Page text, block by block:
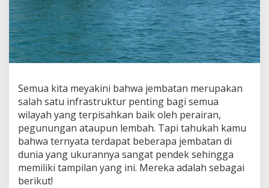
Semua kita meyakini bahwa jembatan merupakan
salah satu infrastruktur penting bagi semua
wilayah yang terpisahkan baik oleh perairan,
pegunungan ataupun lembah. Tapi tahukah kamu
bahwa ternyata terdapat beberapa jembatan di
dunia yang ukurannya sangat pendek sehingga
memiliki tampilan yang ini. Mereka adalah sebagai
berikut!